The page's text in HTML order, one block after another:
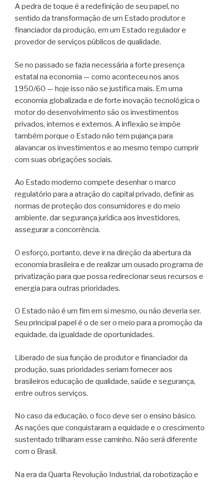
A pedra de toque é a redefinição de seu papel, no
sentido da transformação de um Estado produtor e
financiador da produção, em um Estado regulador e
provedor de serviços públicos de qualidade.
Se no passado se fazia necessária a forte presença
estatal na economia — como aconteceu nos anos
1950/60 — hoje isso não se justifica mais. Em uma
economia globalizada e de forte inovação tecnológica o
motor do desenvolvimento são os investimentos
privados, internos e externos. A inflexão se impõe
também porque o Estado não tem pujança para
alavancar os investimentos e ao mesmo tempo cumprir
com suas obrigações sociais.
Ao Estado moderno compete desenhar o marco
regulatório para a atração do capital privado, definir as
normas de proteção dos consumidores e do meio
ambiente, dar segurança jurídica aos investidores,
assegurar a concorrência.
O esforço, portanto, deve ir na direção da abertura da
economia brasileira e de realizar um ousado programa de
privatização para que possa redirecionar seus recursos e
energia para outras prioridades.
O Estado não é um fim em si mesmo, ou não deveria ser.
Seu principal papel é o de ser o meio para a promoção da
equidade, da igualdade de oportunidades.
Liberado de sua função de produtor e financiador da
produção, suas prioridades seriam fornecer aos
brasileiros educação de qualidade, saúde e segurança,
entre outros serviços.
No caso da educação, o foco deve ser o ensino básico.
As nações que conquistaram a equidade e o crescimento
sustentado trilharam esse caminho. Não será diferente
com o Brasil.
Na era da Quarta Revolução Industrial, da robotização e